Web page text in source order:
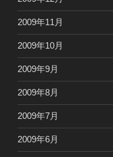
2009年11月
2009年10月
2009年9月
2009年8月
2009年7月
2009年6月